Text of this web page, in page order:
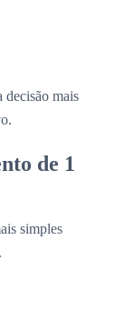
decisão mais
de 1
simples